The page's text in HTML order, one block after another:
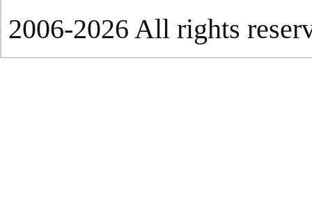
2006-2026 All rights